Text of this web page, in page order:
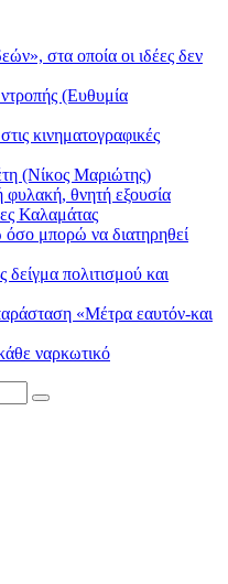
στα οποία οι ιδέες δεν
ντροπής (Ευθυμία
κινηματογραφικές
(Νίκος Μαριώτης)
θνητή εξουσία
Καλαμάτας
μπορώ να διατηρηθεί
πολιτισμού και
«Μέτρα εαυτόν-και
ναρκωτικό